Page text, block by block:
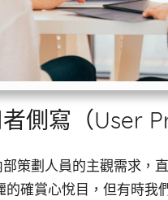
側寫（User
策劃人員的主觀需求，
的確賞心悅目，但有時我